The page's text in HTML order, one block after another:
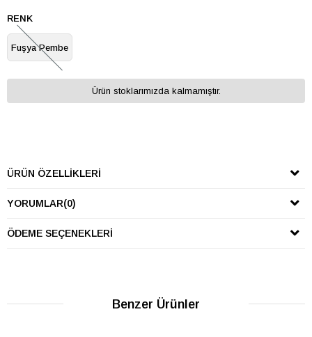
RENK
Fuşya Pembe
Ürün stoklarımızda kalmamıştır.
ÜRÜN ÖZELLIKLERI
YORUMLAR(0)
ÖDEME SEÇENEKLERI
Benzer Ürünler